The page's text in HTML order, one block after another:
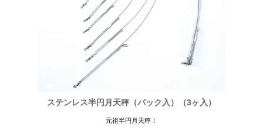
ステンレス半円月天秤（パック入）（3ヶ入）
元祖半円月天秤！